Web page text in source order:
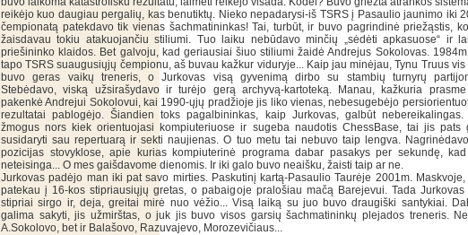
reikėjo kuo daugiau pergalių, kas benutiktų. Nieko nepadarysi-iš TSRS į Pasaulio jaunimo iki
čempionatą patekdavo tik vienas šachmatininkas! Tai, turbūt, ir buvo pagrindinė priežąstis,
žaisdavau tokiu atakuojančiu stiliumi. Tuo laiku nebūdavo minčių „sėdėti apkasuose“ ir
priešininko klaidos. Bet galvoju, kad geriausiai šiuo stiliumi žaidė Andrejus Sokolovas.
tapo TSRS suaugusiųjų čempionu, aš buvau kažkur viduryje... Kaip jau minėjau, Tynu Truus vis
buvo geras vaikų treneris, o Jurkovas visą gyvenimą dirbo su stambių turnyrų
Stebėdavo, viską užsirašydavo ir turėjo gerą archyvą-kartoteką. Manau, kažkuria
pakenkė Andrejui Sokolovui, kai 1990-ųjų pradžioje jis liko vienas, nebesugebėjo
rezultatai pablogėjo. Šiandien toks pagalbininkas, kaip Jurkovas, galbūt nebereikalingas.
žmogus nors kiek orientuojasi kompiuteriuose ir sugeba naudotis ChessBase, tai jis pats
susidaryti sau repertuarą ir sekti naujienas. O tuo metu tai nebuvo taip lengva.
pozicijas stovyklose, apie kurias kompiuterinė programa dabar pasakys per sekundę,
neteisinga... O mes gaišdavome dienomis. Ir iki galo buvo neaišku, žaisti taip ar ne.
Jurkovas padėjo man iki pat savo mirties. Paskutinį kartą-Pasaulio Taurėje 2001m. Maskvoje,
patekau į 16-kos stipriausiųjų gretas, o pabaigoje pralošiau mačą Barejevui. Tada Jurkovas
stipriai sirgo ir, deja, greitai mirė nuo vėžio... Visą laiką su juo buvo draugiški santykiai.
galima sakyti, jis užmirštas, o juk jis buvo visos garsių šachmatininkų plejados treneris.
A.Sokolovo, bet ir Balašovo, Razuvajevo, Morozevičiaus...